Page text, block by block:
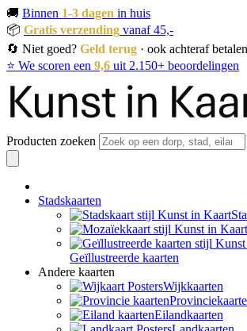
🚚 Binnen 1-3 dagen in huis
📦 Gratis verzending vanaf 45,-
🔄 Niet goed? Geld terug · ook achteraf betalen
⭐ We scoren een 9,6 uit 2.150+ beoordelingen
Producten zoeken
Stadskaarten
Geïllustreerde kaarten
Andere kaarten
Wijkkaarten
Eilandkaarten